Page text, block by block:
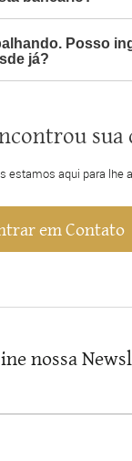
Posso
já?
sua
estamos aqui para lhe
em Contato
nossa